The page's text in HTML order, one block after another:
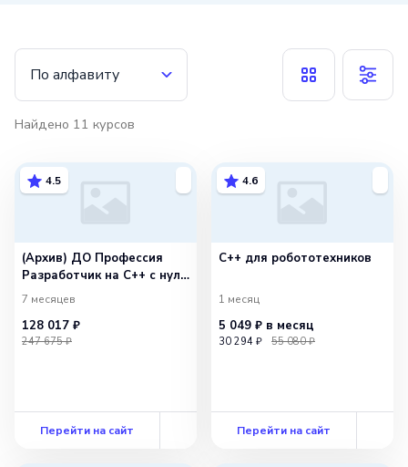
По алфавиту
Найдено 11 курсов
4.5
(Архив) ДО Профессия
Разработчик на C++ с нуля
2025
7 месяцев
128 017 ₽
247 675 ₽
Перейти на сайт
4.6
C++ для робототехников
1 месяц
5 049 ₽ в месяц
30 294 ₽ 55 080 ₽
Перейти на сайт